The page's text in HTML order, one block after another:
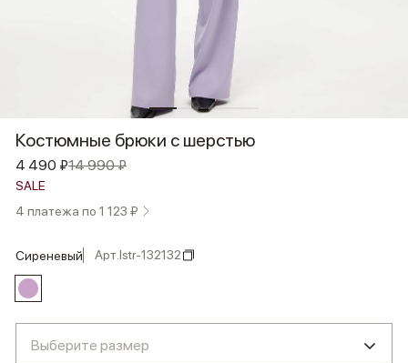
Костюмные брюки с шерстью
4 490 ₽14 990 ₽
SALE
4 платежа по 1 123 ₽
сиреневый Арт.lstr-132132
Выберите размер